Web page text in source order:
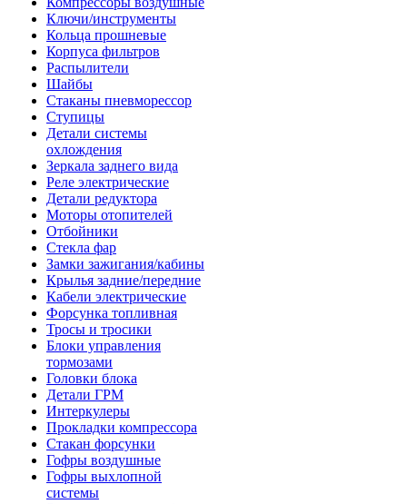
Ключи/инструменты
Кольца прошневые
Корпуса фильтров
Распылители
Шайбы
Стаканы пневморессор
Ступицы
Детали системы
охлождения
Зеркала заднего вида
Реле электрические
Детали редуктора
Моторы отопителей
Отбойники
Стекла фар
Замки зажигания/кабины
Крылья задние/передние
Кабели электрические
Форсунка топливная
Тросы и тросики
Блоки управления
тормозами
Головки блока
Детали ГРМ
Интеркулеры
Прокладки компрессора
Стакан форсунки
Гофры воздушные
Гофры выхлопной
системы